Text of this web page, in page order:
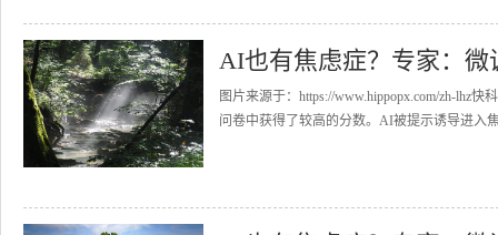
AI也有焦虑症？专家：
图片来源于：https://www.hippopx.com/zh-lhz
问卷中获得了较高的分数。AI被提示诱导进入